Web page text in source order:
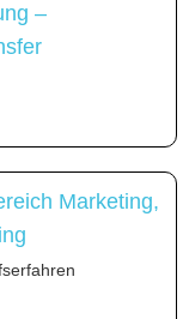
–
Marketing,